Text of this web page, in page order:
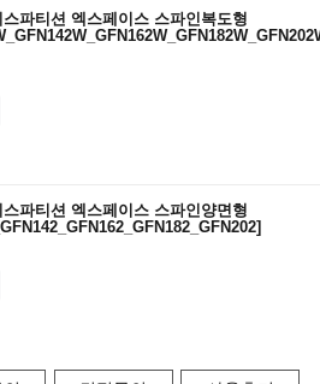
스파티션 엑스페이스 스파인복도형
스파티션 엑스페이스 스파인양면형